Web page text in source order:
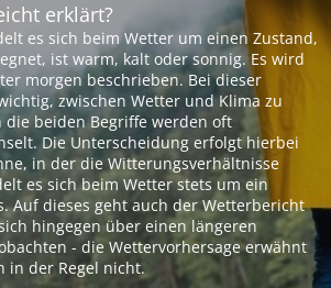
erklärt?
es sich beim Wetter um einen Zustand,
ist warm, kalt oder sonnig. Es wird
morgen beschrieben. Bei dieser
zwischen Wetter und Klima zu
beiden Begriffe werden oft
Die Unterscheidung erfolgt hierbei
in der die Witterungsverhältnisse
es sich beim Wetter stets um ein
Auf dieses geht auch der Wetterbericht
hingegen über einen längeren
- die Wettervorhersage erwähnt
in der Regel nicht.